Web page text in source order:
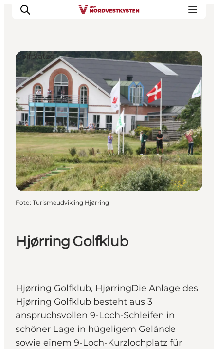
Urlaubsorte
Inspiration
Events
Unterkunft
Mach deine Urlaubsplanung
Hjørring Golfklub
Hjørring Golfklub, HjørringDie Anlage des
Hjørring Golfklub besteht aus 3
anspruchsvollen 9-Loch-Schleifen in
schöner Lage in hügeligem Gelände
sowie einem 9-Loch-Kurzlochplatz für
Golfplätze
Foto: Turismeudvikling Hjørring